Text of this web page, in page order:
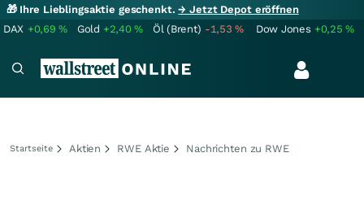
🎁 Ihre Lieblingsaktie geschenkt.→ Jetzt Depot eröffnen
DAX +0,69% Gold +2,40% Öl (Brent) -1,53% Dow Jones +0,25%
Startseite Aktien RWE Aktie Nachrichten zu RWE